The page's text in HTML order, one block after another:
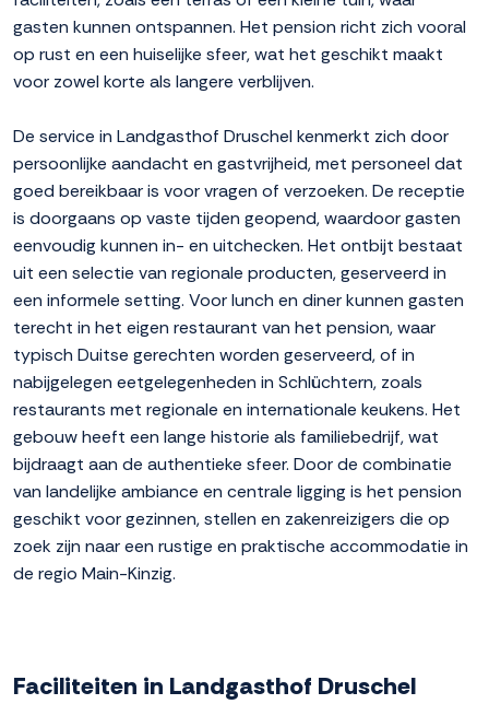
gasten kunnen ontspannen. Het pension richt zich vooral
op rust en een huiselijke sfeer, wat het geschikt maakt
voor zowel korte als langere verblijven.
De service in Landgasthof Druschel kenmerkt zich door
persoonlijke aandacht en gastvrijheid, met personeel dat
goed bereikbaar is voor vragen of verzoeken. De receptie
is doorgaans op vaste tijden geopend, waardoor gasten
eenvoudig kunnen in- en uitchecken. Het ontbijt bestaat
uit een selectie van regionale producten, geserveerd in
een informele setting. Voor lunch en diner kunnen gasten
terecht in het eigen restaurant van het pension, waar
typisch Duitse gerechten worden geserveerd, of in
nabijgelegen eetgelegenheden in Schlüchtern, zoals
restaurants met regionale en internationale keukens. Het
gebouw heeft een lange historie als familiebedrijf, wat
bijdraagt aan de authentieke sfeer. Door de combinatie
van landelijke ambiance en centrale ligging is het pension
geschikt voor gezinnen, stellen en zakenreizigers die op
zoek zijn naar een rustige en praktische accommodatie in
de regio Main-Kinzig.
Faciliteiten in Landgasthof Druschel